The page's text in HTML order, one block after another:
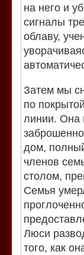
на него и
сигналы
облаву,
Затем мы
по
линии. Она
дом,
членов
столом,
Семья
Люси
того, как